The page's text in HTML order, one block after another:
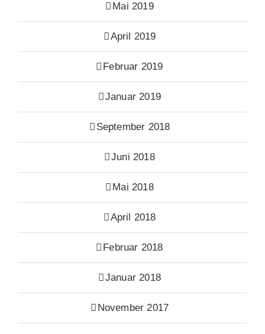
Mai 2019
April 2019
Februar 2019
Januar 2019
September 2018
Juni 2018
Mai 2018
April 2018
Februar 2018
Januar 2018
November 2017